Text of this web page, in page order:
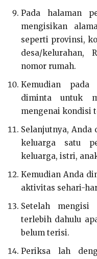
Pada halaman
mengisikan
seperti provinsi,
desa/kelurahan,
nomor rumah.
Kemudian pada
diminta untuk
mengenai kondisi
Selanjutnya,
keluarga satu
keluarga, istri,
Kemudian Anda
aktivitas sehari-
Setelah mengisi
terlebih dahulu
belum terisi.
Periksa lah